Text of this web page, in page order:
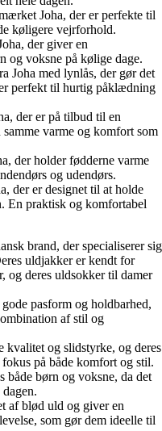
Joha, der er perfekte til
køligere vejrforhold.
der giver en
og voksne på kølige dage.
Joha med lynlås, der gør det
perfekt til hurtig påklædning
der er på tilbud til en
varme og komfort som
der holder fødderne varme
og udendørs.
der er designet til at holde
En praktisk og komfortabel
brand, der specialiserer sig
uldjakker er kendt for
og deres uldsokker til damer
pasform og holdbarhed,
af stil og
kvalitet og slidstyrke, og deres
på både komfort og stil.
både børn og voksne, da det
af blød uld og giver en
som gør dem ideelle til